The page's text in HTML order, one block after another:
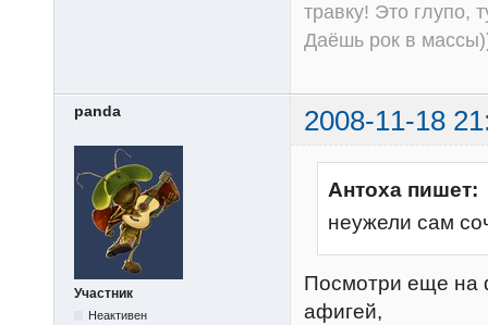
травку! Это глупо,
Даёшь рок в
panda 2008-11-18
Участник
Неактивен
Антоха пишет:
неужели сам
Посмотри еще на
афигей,